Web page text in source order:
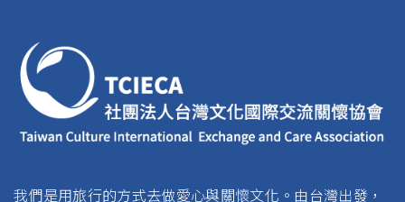
我們是用旅行的方式去做愛心與關懷文化。由台灣出發，